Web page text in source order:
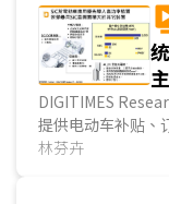
DIGITIMES Research观察，在中国大陆及欧洲主要国家持续
提供电动车补贴、
时代全球电动车销
林芬卉